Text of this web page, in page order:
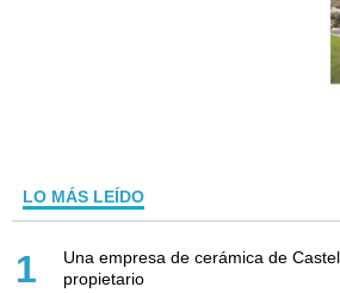
LO MÁS LEÍDO
1
Una empresa de cerámica de
propietario